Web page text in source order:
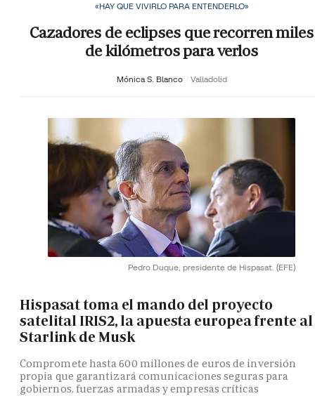
«HAY QUE VIVIRLO PARA ENTENDERLO»
Cazadores de eclipses que recorren miles
de kilómetros para verlos
Mónica S. Blanco Valladolid
Pedro Duque, presidente de Hispasat. (EFE)
Hispasat toma el mando del proyecto
satelital IRIS2, la apuesta europea frente al
Starlink de Musk
Compromete hasta 600 millones de euros de inversión
propia que garantizará comunicaciones seguras para
gobiernos, fuerzas armadas y empresas críticas